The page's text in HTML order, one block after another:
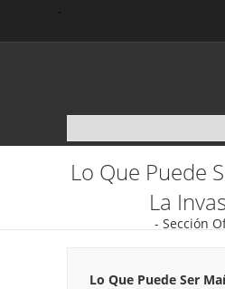
.
Lo Que Puede
La
- Sección
Lo Que Puede Ser